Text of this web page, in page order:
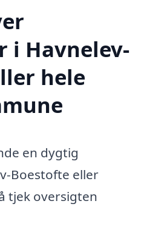
i Havnelev-
hele
en dygtig
Boestofte eller
tjek oversigten